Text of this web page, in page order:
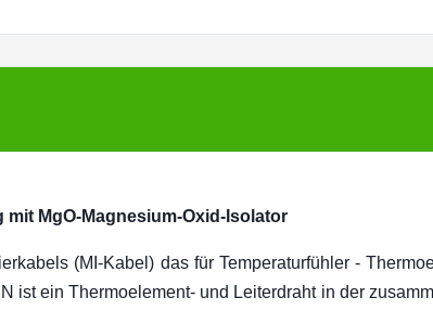
MgO-Magnesium-Oxid-Isolator
(MI-Kabel) das für Temperaturfühler -
ist ein Thermoelement- und Leiterdraht in der